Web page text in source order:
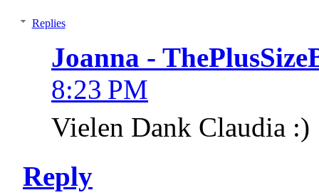
Replies
Joanna -
8:23 PM
Vielen Dank Claudia :)
Reply